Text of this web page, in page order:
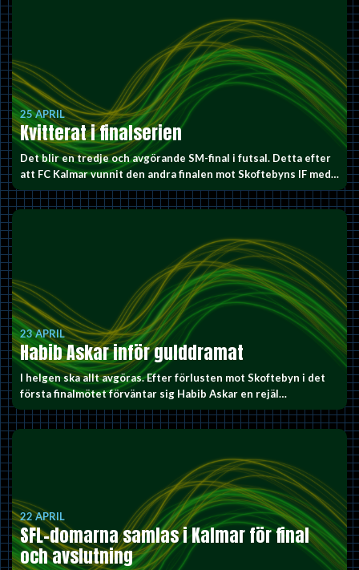
25 APRIL
Kvitterat i finalserien
Det blir en tredje och avgörande SM-final i futsal. Detta efter
att FC Kalmar vunnit den andra finalen mot Skoftebyns IF med…
23 APRIL
Habib Askar inför gulddramat
I helgen ska allt avgöras. Efter förlusten mot Skoftebyn i det
första finalmötet förväntar sig Habib Askar en rejäl…
22 APRIL
SFL-domarna samlas i Kalmar för final
och avslutning